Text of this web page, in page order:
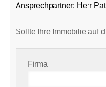
Ansprechpartner: Herr
Sollte Ihre Immobilie auf
Firma